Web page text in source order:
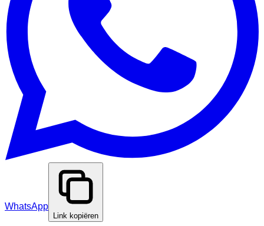
WhatsApp
Link kopiëren